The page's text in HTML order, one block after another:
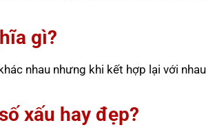
gì?
nhau nhưng khi kết hợp lại với
xấu hay đẹp?